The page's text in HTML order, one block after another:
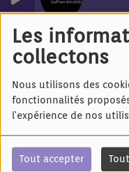
Les
collectons
Nous utilisons des
fonctionnalités
l'expérience de nos
Tout accepter
Nicolas